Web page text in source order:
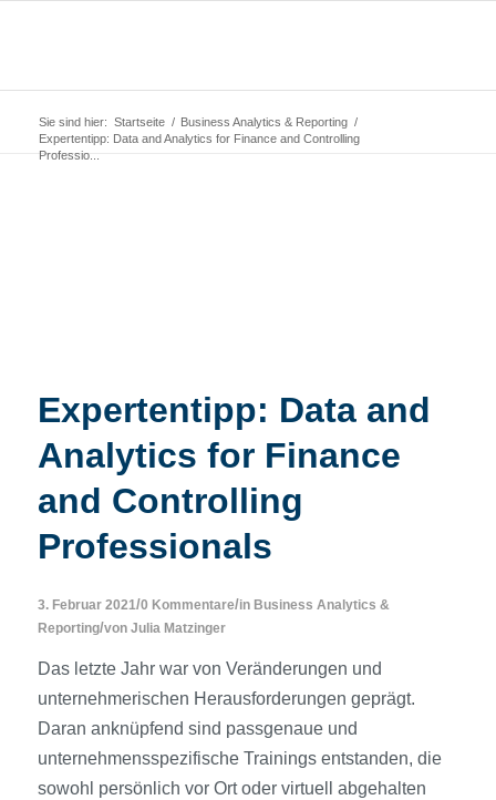
Sie sind hier: Startseite / Business Analytics & Reporting /
Expertentipp: Data and Analytics for Finance and Controlling
Professio...
Expertentipp: Data and
Analytics for Finance
and Controlling
Professionals
3. Februar 2021/0 Kommentare/in Business Analytics &
Reporting/von Julia Matzinger
Das letzte Jahr war von Veränderungen und
unternehmerischen Herausforderungen geprägt.
Daran anknüpfend sind passgenaue und
unternehmensspezifische Trainings entstanden, die
sowohl persönlich vor Ort oder virtuell abgehalten